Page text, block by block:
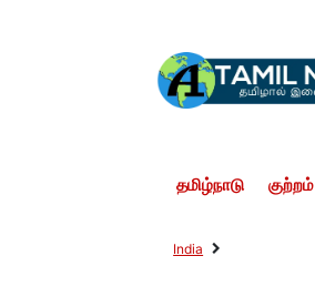
தமிழ்நாடு குற்றம்
India